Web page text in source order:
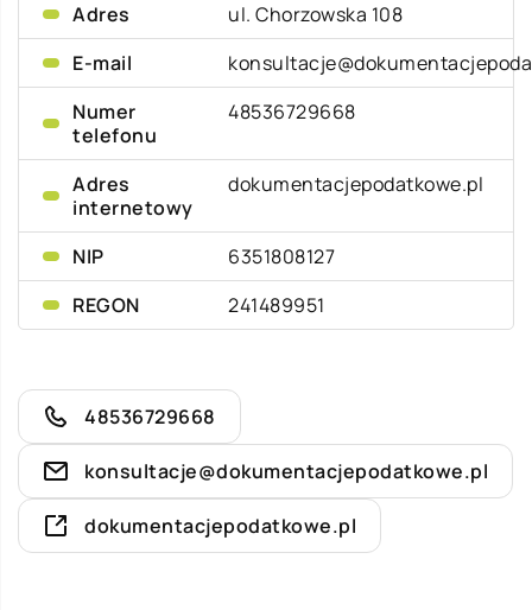
Adres
ul. Chorzowska 108
E-mail
Numer
telefonu
48536729668
Adres
internetowy
dokumentacjepodatkowe.pl
NIP
6351808127
REGON
241489951
48536729668
konsultacje@dokumentacjepodatkowe.pl
dokumentacjepodatkowe.pl